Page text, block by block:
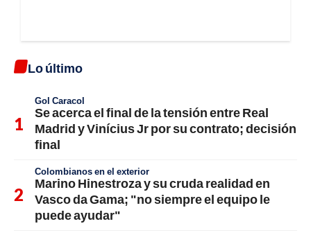
Lo último
Gol Caracol
Se acerca el final de la tensión entre Real
Madrid y Vinícius Jr por su contrato; decisión
final
Colombianos en el exterior
Marino Hinestroza y su cruda realidad en
Vasco da Gama; "no siempre el equipo le
puede ayudar"